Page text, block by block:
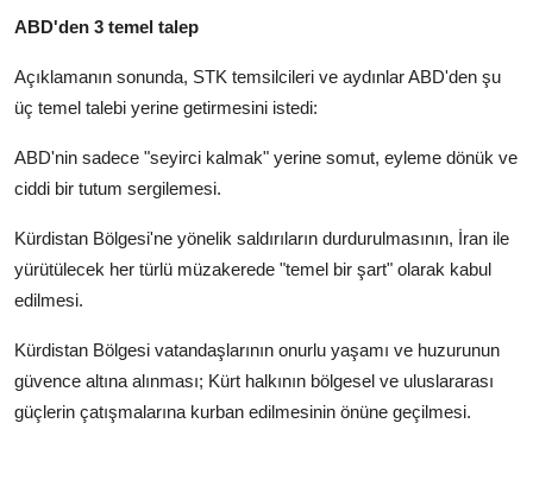
ABD'den 3 temel talep
Açıklamanın sonunda, STK temsilcileri ve aydınlar ABD'den şu
üç temel talebi yerine getirmesini istedi:
ABD'nin sadece "seyirci kalmak" yerine somut, eyleme dönük ve
ciddi bir tutum sergilemesi.
Kürdistan Bölgesi'ne yönelik saldırıların durdurulmasının, İran ile
yürütülecek her türlü müzakerede "temel bir şart" olarak kabul
edilmesi.
Kürdistan Bölgesi vatandaşlarının onurlu yaşamı ve huzurunun
güvence altına alınması; Kürt halkının bölgesel ve uluslararası
güçlerin çatışmalarına kurban edilmesinin önüne geçilmesi.